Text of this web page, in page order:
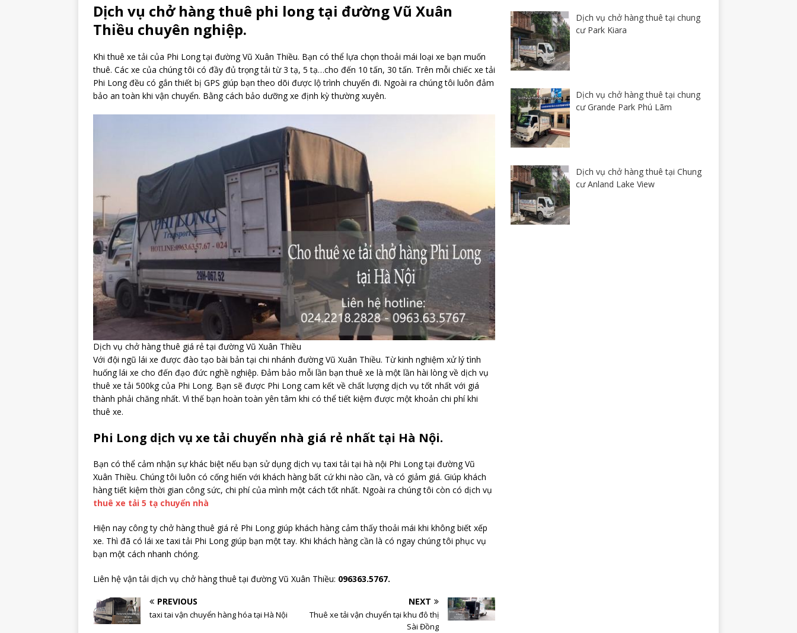
Dịch vụ chở hàng thuê phi long tại đường Vũ Xuân
Thiều chuyên nghiệp.
Khi thuê xe tải của Phi Long tại đường Vũ Xuân Thiều. Bạn có thể lựa chọn thoải mái loại xe bạn muốn
thuê. Các xe của chúng tôi có đầy đủ trọng tải từ 3 tạ, 5 tạ…cho đến 10 tấn, 30 tấn. Trên mỗi chiếc xe tải
Phi Long đều có gắn thiết bị GPS giúp bạn theo dõi được lộ trình chuyến đi. Ngoài ra chúng tôi luôn đảm
bảo an toàn khi vận chuyển. Bằng cách bảo dưỡng xe định kỳ thường xuyên.
Dịch vụ chở hàng thuê giá rẻ tại đường Vũ Xuân Thiều
Với đội ngũ lái xe được đào tạo bài bản tại chi nhánh đường Vũ Xuân Thiều. Từ kinh nghiệm xử lý tình
huống lái xe cho đến đạo đức nghề nghiệp. Đảm bảo mỗi lần bạn thuê xe là một lần hài lòng về dịch vụ
thuê xe tải 500kg của Phi Long. Bạn sẽ được Phi Long cam kết về chất lượng dịch vụ tốt nhất với giá
thành phải chăng nhất. Vì thế bạn hoàn toàn yên tâm khi có thể tiết kiệm được một khoản chi phí khi
thuê xe.
Phi Long dịch vụ xe tải chuyển nhà giá rẻ nhất tại Hà Nội.
Bạn có thể cảm nhận sự khác biệt nếu bạn sử dụng dịch vụ taxi tải tại hà nội Phi Long tại đường Vũ
Xuân Thiều. Chúng tôi luôn có cống hiến với khách hàng bất cứ khi nào cần, và có giảm giá. Giúp khách
hàng tiết kiệm thời gian công sức, chi phí của mình một cách tốt nhất. Ngoài ra chúng tôi còn có dịch vụ
thuê xe tải 5 tạ chuyển nhà
Hiện nay công ty chở hàng thuê giá rẻ Phi Long giúp khách hàng cảm thấy thoải mái khi không biết xếp
xe. Thì đã có lái xe taxi tải Phi Long giúp bạn một tay. Khi khách hàng cần là có ngay chúng tôi phục vụ
bạn một cách nhanh chóng.
Liên hệ vận tải dịch vụ chở hàng thuê tại đường Vũ Xuân Thiều: 096363.5767.
PREVIOUS
taxi tai vận chuyển hàng hóa tại Hà Nội
NEXT
Thuê xe tải vận chuyển tại khu đô thị
Sài Đồng
Dịch vụ chở hàng thuê tại chung
cư Park Kiara
Dịch vụ chở hàng thuê tại chung
cư Grande Park Phú Lãm
Dịch vụ chở hàng thuê tại Chung
cư Anland Lake View